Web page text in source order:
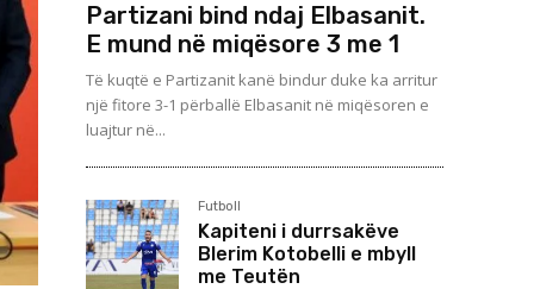
Partizani bind ndaj Elbasanit.
E mund në miqësore 3 me 1
Të kuqtë e Partizanit kanë bindur duke ka arritur
një fitore 3-1 përballë Elbasanit në miqësoren e
luajtur në...
Futboll
Kapiteni i durrsakëve
Blerim Kotobelli e mbyll
me Teutën